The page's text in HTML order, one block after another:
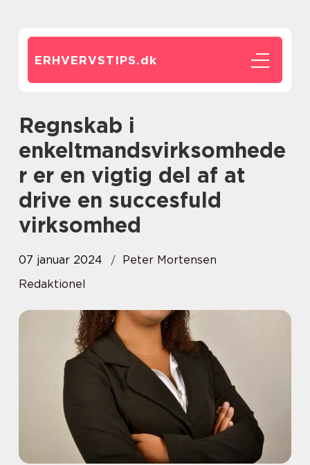
ERHVERVSTIPS.dk
Regnskab i
enkeltmandsvirksomhede
r er en vigtig del af at
drive en succesfuld
virksomhed
07 januar 2024
Peter Mortensen
Redaktionel